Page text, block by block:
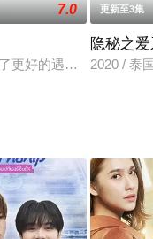
裁-冷酷无情而且性情
7.0
更好的遇见。而美好的
更新至3集
隐秘之
2020 / 泰